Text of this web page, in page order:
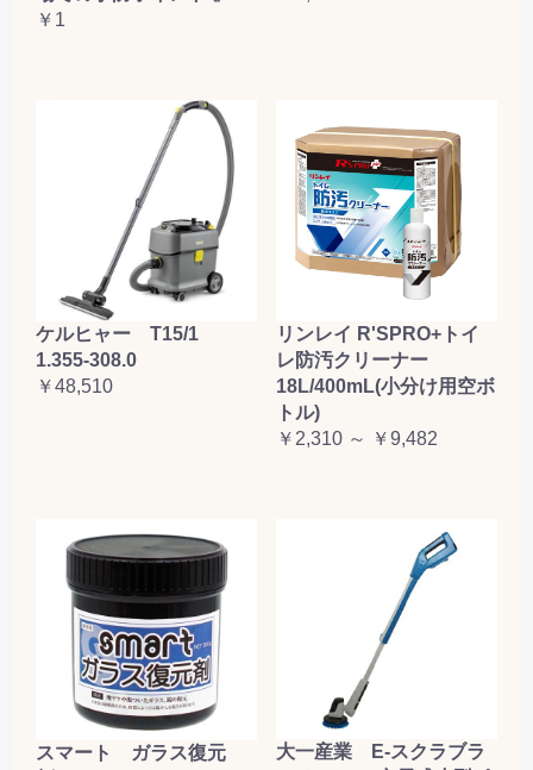
￥1
ケルヒャー T15/1
1.355-308.0
￥48,510
リンレイ R'SPRO+トイ
レ防汚クリーナー
18L/400mL(小分け用空ボ
トル)
￥2,310 ～ ￥9,482
スマート ガラス復元
大一産業 E-スクラブラ